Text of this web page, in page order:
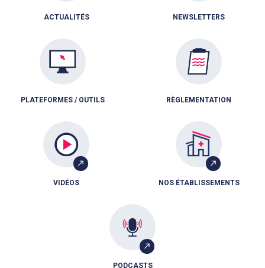
ACTUALITÉS NEWSLETTERS
PLATEFORMES / OUTILS RÈGLEMENTATION
VIDÉOS NOS ÉTABLISSEMENTS
PODCASTS